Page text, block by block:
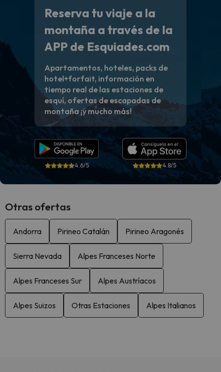
Reserva tu viaje a la
montaña a través de la
APP de Esquiades.com
Apartamentos, hoteles, packs de
hotel+forfait, información en
tiempo real de las estaciones de
esquí, ofertas de escapadas de
montaña ¡y mucho más!
4.6/5 4.8/5
Otras ofertas
Andorra Pirineo Catalán Pirineo Aragonés
Sierra Nevada Alpes Franceses Norte
Alpes Franceses Sur Alpes Austríacos
Alpes Suizos Otras Estaciones Alpes Italianos